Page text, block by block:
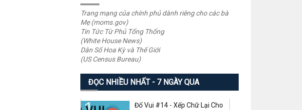
Trang mạng của chính phủ dành riêng cho các bà
Mẹ (moms.gov)
Tin Tức Từ Phủ Tổng Thống
(White House News)
Dân Số Hoa Kỳ và Thế Giới
(US Census Bureau)
ĐỌC NHIỀU NHẤT - 7 NGÀY QUA
Đố Vui #14 - Xếp Chữ Lại Cho